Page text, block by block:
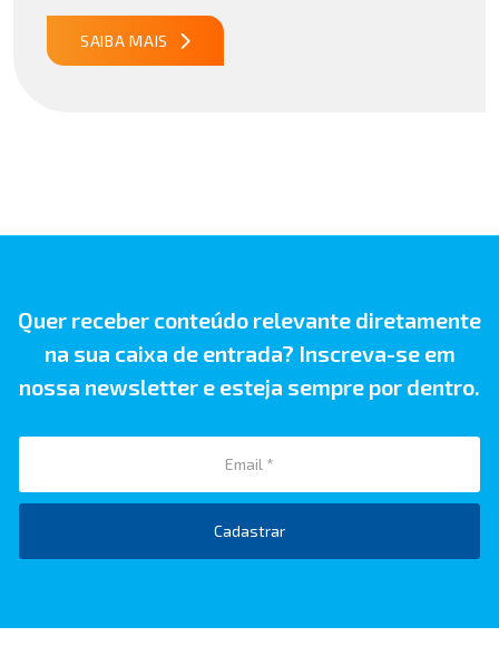
Importação no Acordo Mercosul – União Europeia
publicado29/07/2026 18h47 Notícia PUBLICADO DOU
31/07/26 ATO CONJUNTO RFB/CGIBS Nº […]
SAIBA MAIS
Quer receber conteúdo relevante diretamente
na sua caixa de entrada? Inscreva-se em
nossa newsletter e esteja sempre por dentro.
Cadastrar